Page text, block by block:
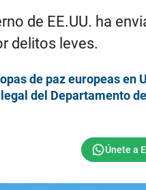
de EE.UU. ha
delitos leves.
de paz europeas en
del Departamento